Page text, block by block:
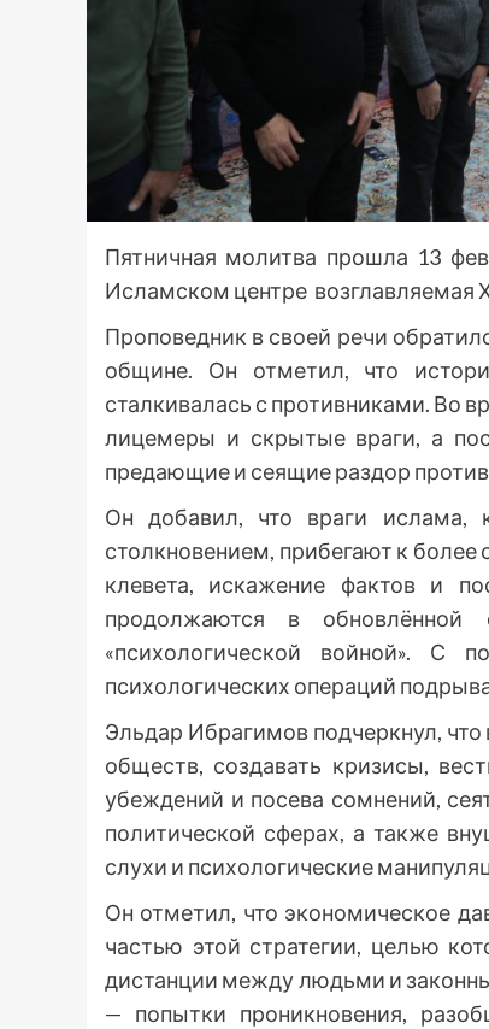
Пятничная молитва прошла 13
Исламском центре
Проповедник в своей речи
общине. Он отметил, что
сталкивалась с противниками. Во
лицемеры и скрытые враги, а
предающие и сеящие раздор
Он добавил, что враги ислама,
столкновением, прибегают к
клевета, искажение фактов и
продолжаются в обновлённой
«психологической войной». С
психологических операций
Эльдар Ибрагимов подчеркнул,
обществ, создавать кризисы,
убеждений и посева сомнений,
политической сферах, а также
слухи и психологические
Он отметил, что экономическое
частью этой стратегии, целью
дистанции между людьми и
— попытки проникновения,